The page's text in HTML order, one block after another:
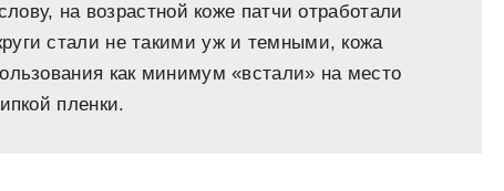
на возрастной коже патчи отработали
стали не такими уж и темными, кожа
как минимум «встали» на место
пленки.